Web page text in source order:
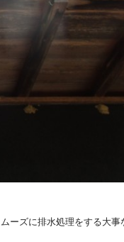
ーズに排水処理をする大事